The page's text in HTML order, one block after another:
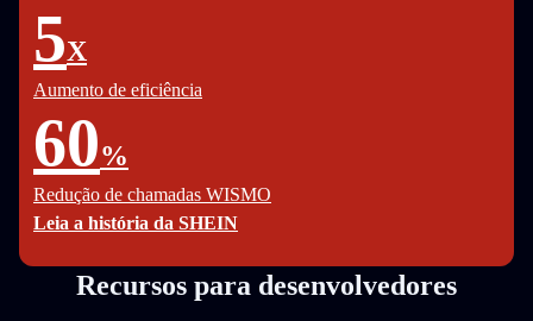
5X
Aumento de eficiência
60%
Redução de chamadas WISMO
Leia a história da SHEIN
Recursos para desenvolvedores